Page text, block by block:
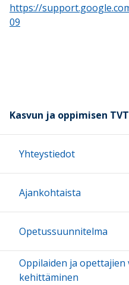
https://
09
Kasvun ja oppimisen
Yhteystiedot
Ajankohtaista
Opetussuunnitelma
Oppilaiden ja
kehittäminen